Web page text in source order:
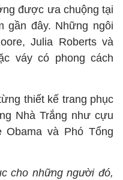
được ưa chuộng tại
gần đây. Những ngôi
Julia Roberts và
váy có phong cách
thiết kế trang phục
Nhà Trắng như cựu
Obama và Phó Tổng
cho những người đó,